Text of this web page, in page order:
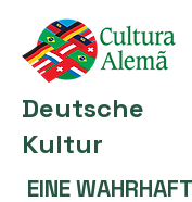
Deutsche
Kultur
EINE